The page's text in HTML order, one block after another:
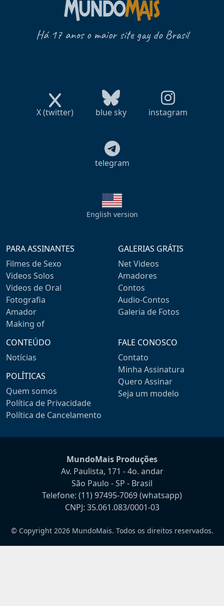
Há 17 anos o maior site gay do Brasil
X (twitter) blue sky instagram
telegram
English version
PARA ASSINANTES
Filmes de Sexo
Videos Solos
Videos de Oral
Fotografia
Amador
Making of
GALERIAS GRÁTIS
Net Videos
Amadores
Contos
Audio-Contos
Galeria de Fotos
CONTEÚDO
Notícias
POLÍTICAS
Quem somos
Política de Privacidade
Política de Cancelamento
FALE CONOSCO
Contato
Minha Assinatura
Quero Assinar
Seja um modelo
MundoMais Produções
Av. Paulista, 171 - 4o. andar
São Paulo - SP - Brasil
Telefone: (11) 97495-7069(whatsapp)
CNPJ: 35.061.083/0001-03
© Copyright 2026 MundoMais. Todos os direitos reservados.